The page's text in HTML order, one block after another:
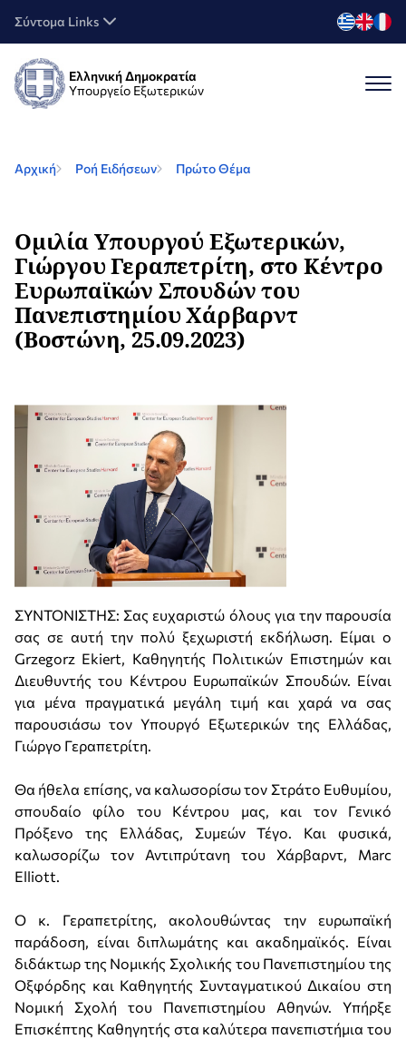
Σύντομα Links
Ελληνική Δημοκρατία
Υπουργείο Εξωτερικών
Αρχική Ροή Ειδήσεων Πρώτο Θέμα
Ομιλία Υπουργού Εξωτερικών,
Γιώργου Γεραπετρίτη, στο Κέντρο
Ευρωπαϊκών Σπουδών του
Πανεπιστημίου Χάρβαρντ
(Βοστώνη, 25.09.2023)
ΣΥΝΤΟΝΙΣΤΗΣ: Σας ευχαριστώ όλους για την παρουσία
σας σε αυτή την πολύ ξεχωριστή εκδήλωση. Είμαι ο
Grzegorz Ekiert, Καθηγητής Πολιτικών Επιστημών και
Διευθυντής του Κέντρου Ευρωπαϊκών Σπουδών. Είναι
για μένα πραγματικά μεγάλη τιμή και χαρά να σας
παρουσιάσω τον Υπουργό Εξωτερικών της Ελλάδας,
Γιώργο Γεραπετρίτη.
Θα ήθελα επίσης, να καλωσορίσω τον Στράτο Ευθυμίου,
σπουδαίο φίλο του Κέντρου μας, και τον Γενικό
Πρόξενο της Ελλάδας, Συμεών Τέγο. Και φυσικά,
καλωσορίζω τον Αντιπρύτανη του Χάρβαρντ, Marc
Elliott.
Ο κ. Γεραπετρίτης, ακολουθώντας την ευρωπαϊκή
παράδοση, είναι διπλωμάτης και ακαδημαϊκός. Είναι
διδάκτωρ της Νομικής Σχολικής του Πανεπιστημίου της
Οξφόρδης και Καθηγητής Συνταγματικού Δικαίου στη
Νομική Σχολή του Πανεπιστημίου Αθηνών. Υπήρξε
Επισκέπτης Καθηγητής στα καλύτερα πανεπιστήμια του